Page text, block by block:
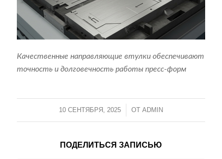
Качественные направляющие втулки обеспечивают
точность и долговечность работы пресс-форм
10 СЕНТЯБРЯ, 2025
/ ОТ ADMIN
ПОДЕЛИТЬСЯ ЗАПИСЬЮ